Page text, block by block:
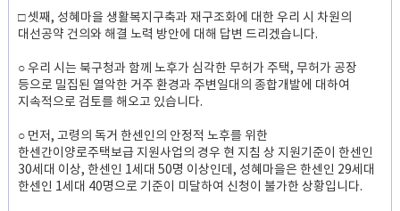
□ 셋째, 성혜마을 생활복지구축과 재구조화에 대한 우리 시 차원의
대선공약 건의와 해결 노력 방안에 대해 답변 드리겠습니다.
○ 우리 시는 북구청과 함께 노후가 심각한 무허가 주택, 무허가 공장
등으로 밀집된 열악한 거주 환경과 주변일대의 종합개발에 대하여
지속적으로 검토를 해오고 있습니다.
○ 먼저, 고령의 독거 한센인의 안정적 노후를 위한
한센간이양로주택보급 지원사업의 경우 현 지침 상 지원기준이 한센인
30세대 이상, 한센인 1세대 50명 이상인데, 성혜마을은 한센인 29세대
한센인 1세대 40명으로 기준이 미달하여 신청이 불가한 상황입니다.